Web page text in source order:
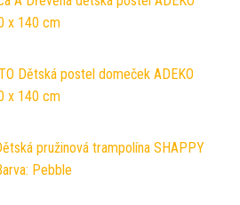
x 140 cm
Dětská postel domeček ADEKO
x 140 cm
pružinová trampolína SHAPPY
Pebble